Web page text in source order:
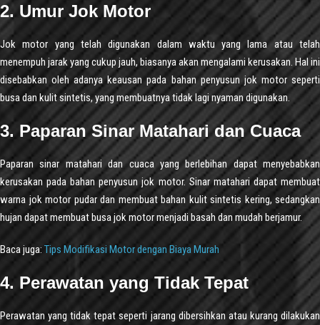
2. Umur Jok Motor
Jok motor yang telah digunakan dalam waktu yang lama atau telah
menempuh jarak yang cukup jauh, biasanya akan mengalami kerusakan. Hal ini
disebabkan oleh adanya keausan pada bahan penyusun jok motor seperti
busa dan kulit sintetis, yang membuatnya tidak lagi nyaman digunakan.
3. Paparan Sinar Matahari dan Cuaca
Paparan sinar matahari dan cuaca yang berlebihan dapat menyebabkan
kerusakan pada bahan penyusun jok motor. Sinar matahari dapat membuat
warna jok motor pudar dan membuat bahan kulit sintetis kering, sedangkan
hujan dapat membuat busa jok motor menjadi basah dan mudah berjamur.
Baca juga: Tips Modifikasi Motor dengan Biaya Murah
4. Perawatan yang Tidak Tepat
Perawatan yang tidak tepat seperti jarang dibersihkan atau kurang dilakukan